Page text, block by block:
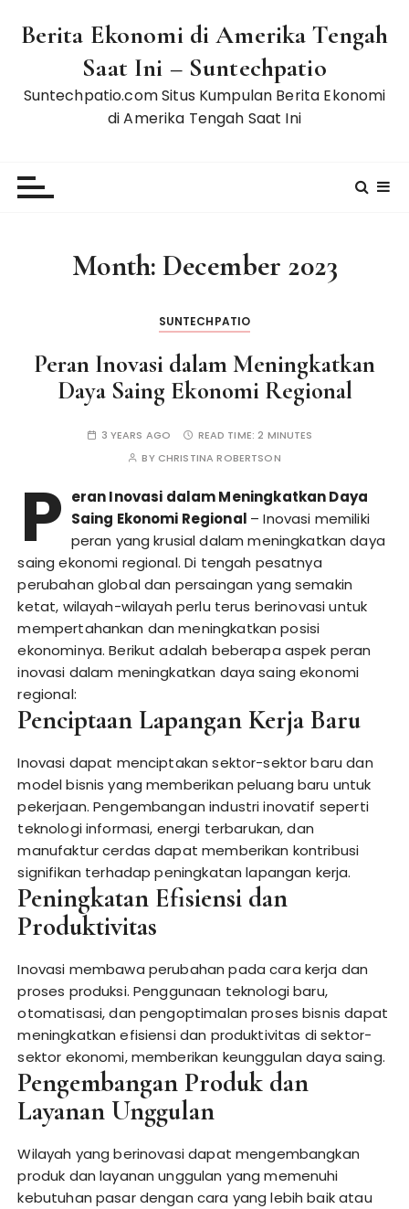
Berita Ekonomi di Amerika Tengah
Saat Ini – Suntechpatio
Suntechpatio.com Situs Kumpulan Berita Ekonomi
di Amerika Tengah Saat Ini
Month: December 2023
SUNTECHPATIO
Peran Inovasi dalam Meningkatkan
Daya Saing Ekonomi Regional
3 YEARS AGO READ TIME:2 MINUTES
BY CHRISTINA ROBERTSON
P eran Inovasi dalam Meningkatkan Daya
Saing Ekonomi Regional – Inovasi memiliki
peran yang krusial dalam meningkatkan daya
saing ekonomi regional. Di tengah pesatnya
perubahan global dan persaingan yang semakin
ketat, wilayah-wilayah perlu terus berinovasi untuk
mempertahankan dan meningkatkan posisi
ekonominya. Berikut adalah beberapa aspek peran
inovasi dalam meningkatkan daya saing ekonomi
regional:
Penciptaan Lapangan Kerja Baru
Inovasi dapat menciptakan sektor-sektor baru dan
model bisnis yang memberikan peluang baru untuk
pekerjaan. Pengembangan industri inovatif seperti
teknologi informasi, energi terbarukan, dan
manufaktur cerdas dapat memberikan kontribusi
signifikan terhadap peningkatan lapangan kerja.
Peningkatan Efisiensi dan
Produktivitas
Inovasi membawa perubahan pada cara kerja dan
proses produksi. Penggunaan teknologi baru,
otomatisasi, dan pengoptimalan proses bisnis dapat
meningkatkan efisiensi dan produktivitas di sektor-
sektor ekonomi, memberikan keunggulan daya saing.
Pengembangan Produk dan
Layanan Unggulan
Wilayah yang berinovasi dapat mengembangkan
produk dan layanan unggulan yang memenuhi
kebutuhan pasar dengan cara yang lebih baik atau